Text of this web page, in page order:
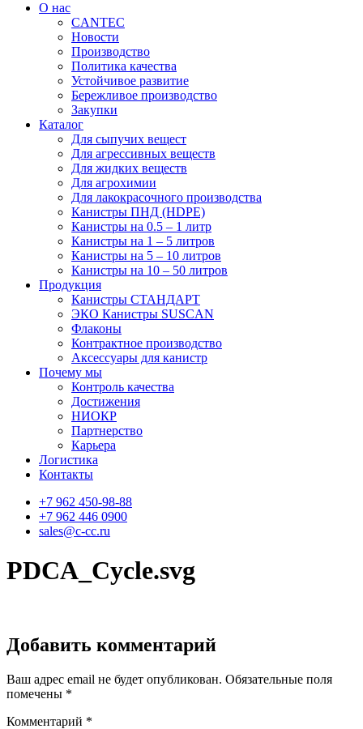
О нас
CANTEC
Новости
Производство
Политика качества
Устойчивое развитие
Бережливое производство
Закупки
Каталог
Для сыпучих вещест
Для агрессивных веществ
Для жидких веществ
Для агрохимии
Для лакокрасочного производства
Канистры ПНД (HDPE)
Канистры на 0.5 – 1 литр
Канистры на 1 – 5 литров
Канистры на 5 – 10 литров
Канистры на 10 – 50 литров
Продукция
Канистры СТАНДАРТ
ЭКО Канистры SUSCAN
Флаконы
Контрактное производство
Аксессуары для канистр
Почему мы
Контроль качества
Достижения
НИОКР
Партнерство
Карьера
Логистика
Контакты
+7 962 450-98-88
+7 962 446 0900
sales@c-cc.ru
PDCA_Cycle.svg
Добавить комментарий
Ваш адрес email не будет опубликован. Обязательные поля
помечены *
Комментарий *